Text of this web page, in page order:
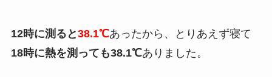
12時に測ると38.1℃あったから、とりあえず寝て
18時に熱を測っても38.1℃ありました。